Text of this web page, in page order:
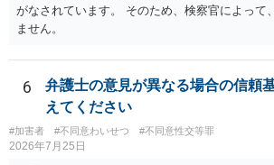
がなされています。 そのため、検察官によって
ません。
6
弁護士の意見が異なる場合の信頼
えてください
#加害者 #不同意わいせつ #不同意性交等罪
2026年7月25日